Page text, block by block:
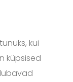
kui
küpsised